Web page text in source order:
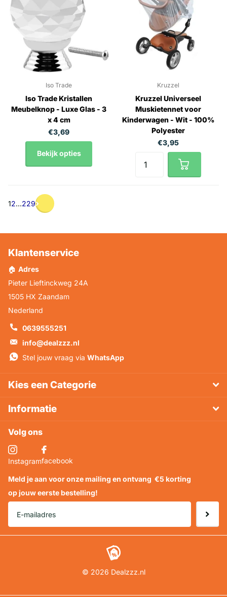
Iso Trade
Iso Trade Kristallen
Meubelknop - Luxe Glas - 3
x 4 cm
€3,69
Bekijk opties
Kruzzel
Kruzzel Universeel
Muskietennet voor
Kinderwagen - Wit - 100%
Polyester
€3,95
12…229
Klantenservice
🏠 Adres
Pieter Lieftinckweg 24A
1505 HX Zaandam
Nederland
0639555251
info@dealzzz.nl
Stel jouw vraag via WhatsApp
Kies een Categorie
Informatie
Volg ons
Instagramfacebook
Meld je aan voor onze mailing en ontvang €5 korting
op jouw eerste bestelling!
© 2026 Dealzzz.nl